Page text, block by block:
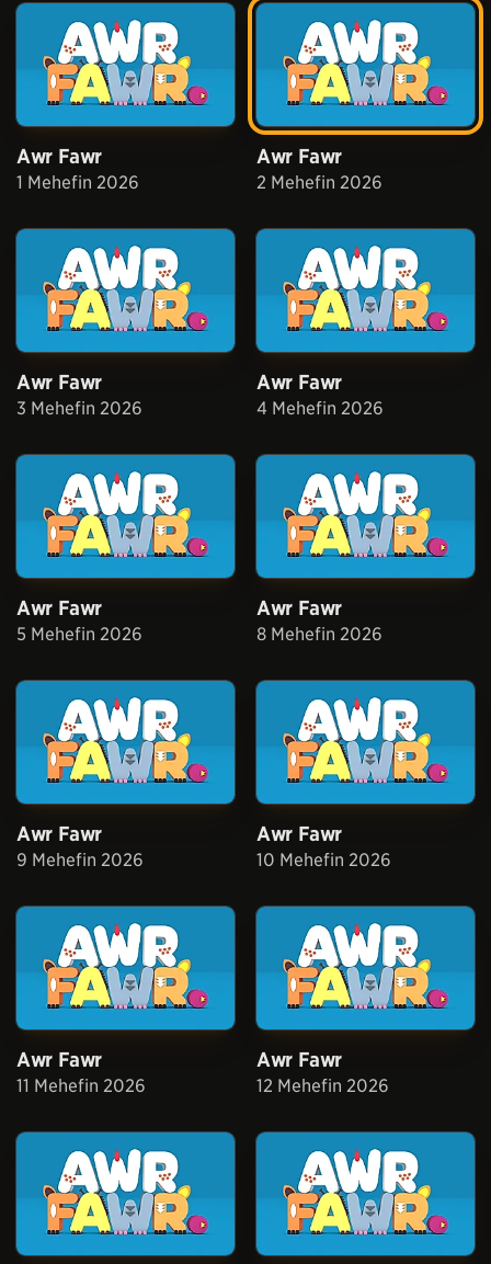
Awr Fawr
1 Mehefin 2026
Awr Fawr
2 Mehefin 2026
Awr Fawr
3 Mehefin 2026
Awr Fawr
4 Mehefin 2026
Awr Fawr
5 Mehefin 2026
Awr Fawr
8 Mehefin 2026
Awr Fawr
9 Mehefin 2026
Awr Fawr
10 Mehefin 2026
Awr Fawr
11 Mehefin 2026
Awr Fawr
12 Mehefin 2026